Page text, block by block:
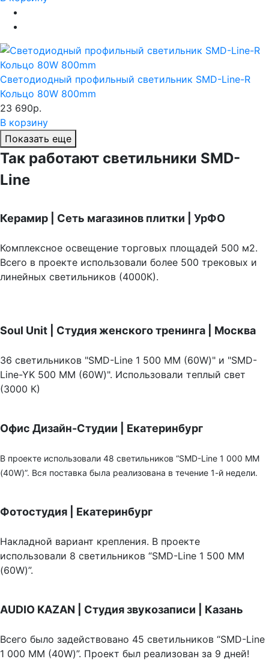
Светодиодный профильный светильник SMD-Line-R
Кольцо 80W 800mm
23 690р.
В корзину
Показать еще
Так работают светильники SMD-
Line
Керамир | Сеть магазинов плитки | УрФО
Комплексное освещение торговых площадей 500 м2.
Всего в проекте использовали более 500 трековых и
линейных светильников (4000К).
Soul Unit Студия женского тренинга | Москва
36 светильников "SMD-Line 1 500 ММ (60W)" и "SMD-
Line-YK 500 ММ (60W)". Использовали теплый свет
(3000 К)
Офис Дизайн-Студии | Екатеринбург
В проекте использовали 48 светильников “SMD-Line 1 000 ММ
(40W)”. Вся поставка была реализована в течение 1-й недели.
Фотостудия | Екатеринбург
Накладной вариант крепления. В проекте
использовали 8 светильников “SMD-Line 1 500 ММ
(60W)”.
AUDIO KAZAN | Студия звукозаписи | Казань
Всего было задействовано 45 светильников “SMD-Line
1 000 ММ (40W)”. Проект был реализован за 9 дней!